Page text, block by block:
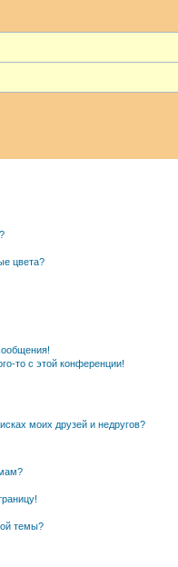
цвета?
то с этой конференции!
моих друзей и недругов?
темы?